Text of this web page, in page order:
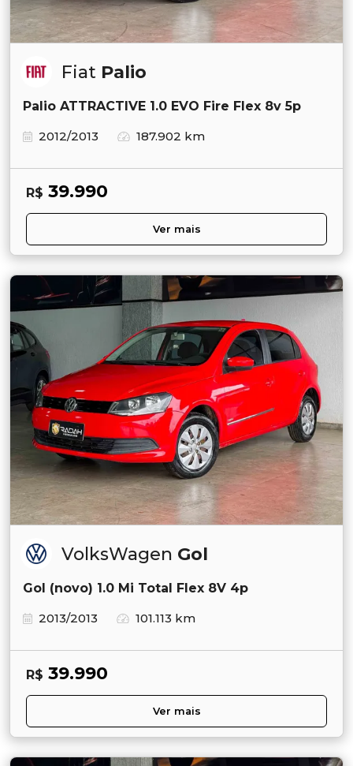
Fiat Palio
Palio ATTRACTIVE 1.0 EVO Fire Flex 8v 5p
2012/2013
187.902 km
R$ 39.990
Ver mais
VolksWagen Gol
Gol (novo) 1.0 Mi Total Flex 8V 4p
2013/2013
101.113 km
R$ 39.990
Ver mais